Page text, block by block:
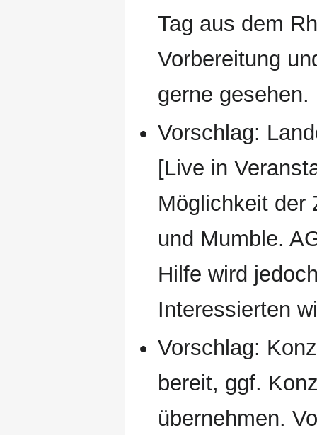
Tag aus dem
Vorbereitung
gerne gesehen.
Vorschlag:
[Live in
Möglichkeit der
und Mumble.
Hilfe wird
Interessierten
Vorschlag:
bereit, ggf.
übernehmen.